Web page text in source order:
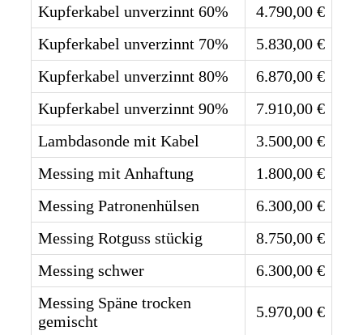
Kupferkabel unverzinnt 60%
4.790,00 €
Kupferkabel unverzinnt 70%
5.830,00 €
Kupferkabel unverzinnt 80%
6.870,00 €
Kupferkabel unverzinnt 90%
7.910,00 €
Lambdasonde mit Kabel
3.500,00 €
Messing mit Anhaftung
1.800,00 €
Messing Patronenhülsen
6.300,00 €
Messing Rotguss stückig
8.750,00 €
Messing schwer
6.300,00 €
Messing Späne trocken
gemischt
5.970,00 €